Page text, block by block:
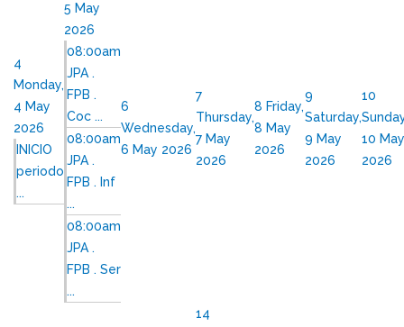
4
Monday,
4 May
2026
INICIO
periodo
...
5 May
2026
08:00am
JPA .
FPB .
Coc ...
08:00am
JPA .
FPB . Inf
...
08:00am
JPA .
FPB . Ser
...
6
Wednesday,
6 May 2026
7
Thursday,
7 May
2026
8 Friday,
8 May
2026
9
Saturday,
9 May
2026
10
10 May
2026
14